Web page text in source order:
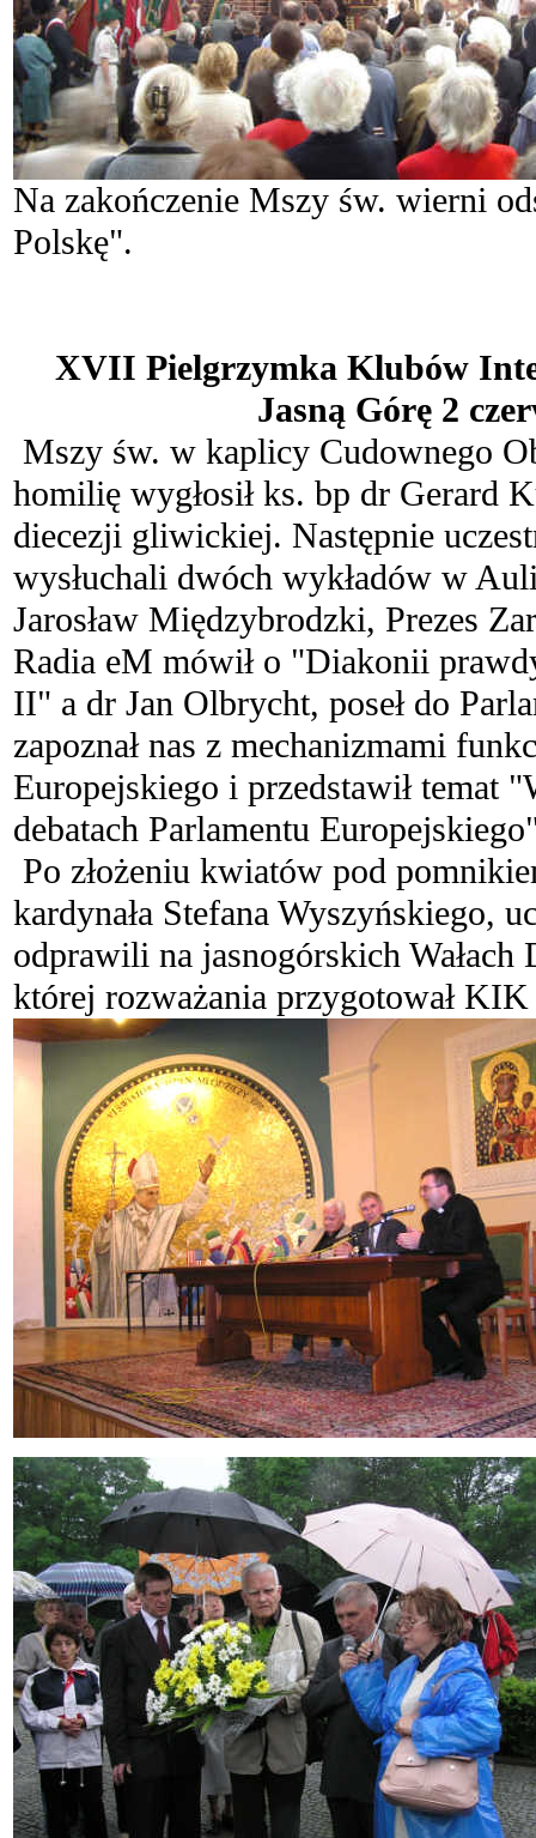
Na zakończenie Mszy św. wierni
Polskę".
XVII Pielgrzymka Klubów
Jasną Górę 2
Mszy św. w kaplicy Cudownego
homilię wygłosił ks. bp dr Gerard
diecezji gliwickiej. Następnie
wysłuchali dwóch wykładów w
Jarosław Międzybrodzki, Prezes
Radia eM mówił o "Diakonii
II" a dr Jan Olbrycht, poseł do
zapoznał nas z mechanizmami
Europejskiego i przedstawił temat
debatach Parlamentu
Po złożeniu kwiatów pod
kardynała Stefana Wyszyńskiego,
odprawili na jasnogórskich
której rozważania przygotował